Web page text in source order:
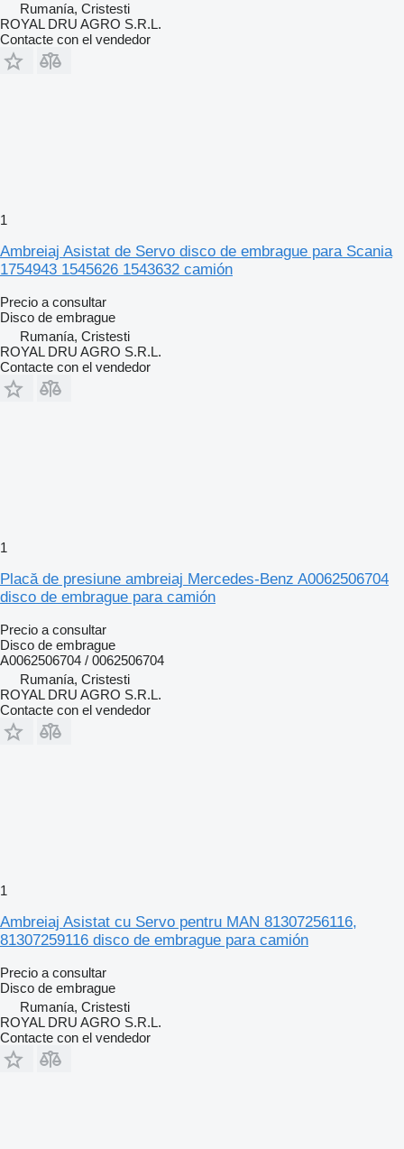
Rumanía, Cristesti
ROYAL DRU AGRO S.R.L.
Contacte con el vendedor
1
Ambreiaj Asistat de Servo disco de embrague para Scania
1754943 1545626 1543632 camión
Precio a consultar
Disco de embrague
Rumanía, Cristesti
ROYAL DRU AGRO S.R.L.
Contacte con el vendedor
1
Placă de presiune ambreiaj Mercedes-Benz A0062506704
disco de embrague para camión
Precio a consultar
Disco de embrague
A0062506704 / 0062506704
Rumanía, Cristesti
ROYAL DRU AGRO S.R.L.
Contacte con el vendedor
1
Ambreiaj Asistat cu Servo pentru MAN 81307256116,
81307259116 disco de embrague para camión
Precio a consultar
Disco de embrague
Rumanía, Cristesti
ROYAL DRU AGRO S.R.L.
Contacte con el vendedor